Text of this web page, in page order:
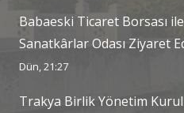
Babaeski Ticaret Borsası
Sanatkârlar Odası Ziyaret
Dün, 21:27
Trakya Birlik Yönetim